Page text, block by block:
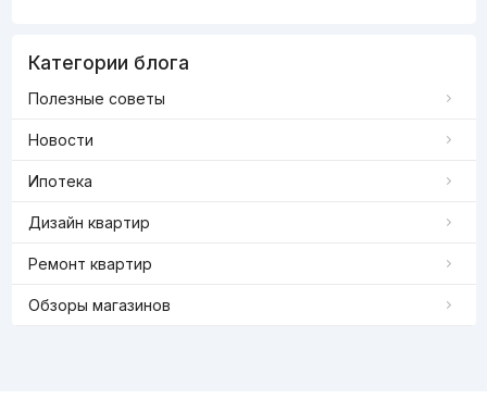
Категории блога
Полезные советы
Новости
Ипотека
Дизайн квартир
Ремонт квартир
Обзоры магазинов